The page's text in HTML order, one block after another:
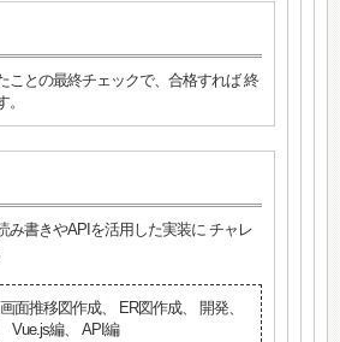
ことの最終チェックで、合格すれば 終
み書きやAPIを活用した実装に チャレ
面推移図作成、 ER図作成、 開発、
Vue.js編、 API編